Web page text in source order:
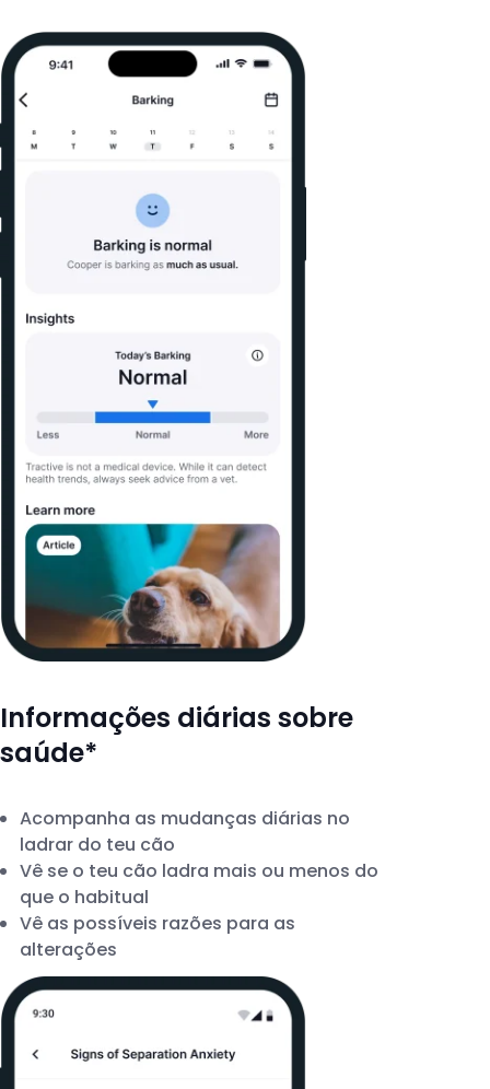
Informações diárias sobre
saúde*
Acompanha as mudanças diárias no
ladrar do teu cão
Vê se o teu cão ladra mais ou menos do
que o habitual
Vê as possíveis razões para as
alterações